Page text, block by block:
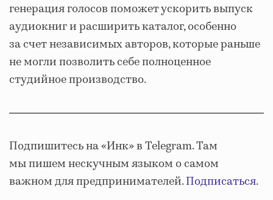
генерация голосов поможет ускорить выпуск
аудиокниг и расширить каталог, особенно
за счет независимых авторов, которые раньше
не могли позволить себе полноценное
студийное производство.
Подпишитесь на «Инк» в Telegram. Там
мы пишем нескучным языком о самом
важном для предпринимателей.Подписаться.